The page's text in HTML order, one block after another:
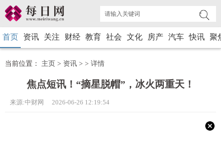
首页 资讯 关注 财经 教育 社会 文化 房产 汽车 快讯 聚
当前位置： 主页 > 资讯 > > 详情
焦点短讯！“摘星脱帽”，冰火两重天！
来源:中财网 2026-06-26 12:19:54